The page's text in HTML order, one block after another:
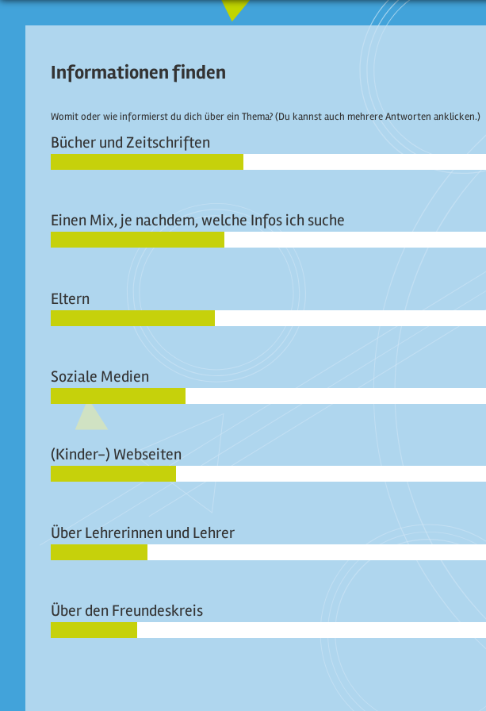
Direkt zum Inhalt
Informationen finden
Womit oder wie informierst du dich über ein Thema? (Du kannst auch mehrere Antworten anklicken.)
Bücher und Zeitschriften
Einen Mix, je nachdem, welche Infos ich suche
Eltern
Soziale Medien
(Kinder-) Webseiten
Über Lehrerinnen und Lehrer
Über den Freundeskreis